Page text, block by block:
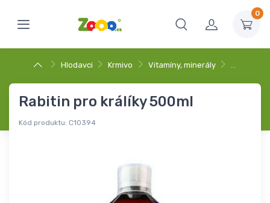
0
Hlodavci Krmivo Vitamíny, minerály …
Rabitin pro králíky 500ml
Kód produktu: C10394